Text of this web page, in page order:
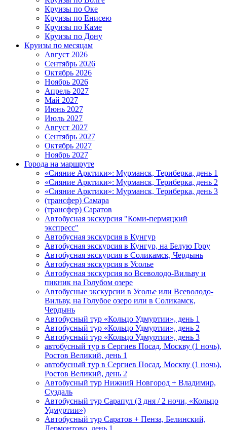
Круизы по Оке
Круизы по Енисею
Круизы по Каме
Круизы по Дону
Круизы по месяцам
Август 2026
Сентябрь 2026
Октябрь 2026
Ноябрь 2026
Апрель 2027
Май 2027
Июнь 2027
Июль 2027
Август 2027
Сентябрь 2027
Октябрь 2027
Ноябрь 2027
Города на маршруте
«Сияние Арктики»: Мурманск, Териберка, день 1
«Сияние Арктики»: Мурманск, Териберка, день 2
«Сияние Арктики»: Мурманск, Териберка, день 3
(трансфер) Самара
(трансфер) Саратов
Автобусная экскурсия "Коми-пермяцкий
экспресс"
Автобусная экскурсия в Кунгур
Автобусная экскурсия в Кунгур, на Белую Гору
Автобусная экскурсия в Соликамск, Чердынь
Автобусная экскурсия в Усолье
Автобусная экскурсия во Всеволодо-Вильву и
пикник на Голубом озере
Автобусные экскурсии в Усолье или Всеволодо-
Вильву, на Голубое озеро или в Соликамск,
Чердынь
Автобусный тур «Кольцо Удмуртии», день 1
Автобусный тур «Кольцо Удмуртии», день 2
Автобусный тур «Кольцо Удмуртии», день 3
автобусный тур в Сергиев Посад, Москву (1 ночь),
Ростов Великий, день 1
автобусный тур в Сергиев Посад, Москву (1 ночь),
Ростов Великий, день 2
Автобусный тур Нижний Новгород + Владимир,
Суздаль
Автобусный тур Сарапул (3 дня / 2 ночи, «Кольцо
Удмуртии»)
Автобусный тур Саратов + Пенза, Белинский,
Лермонтово, день 1